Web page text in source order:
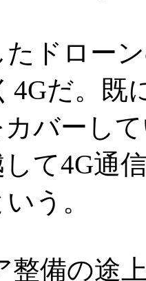
ドロー
4Gだ。既
バーし
て4G通
う。
備の途